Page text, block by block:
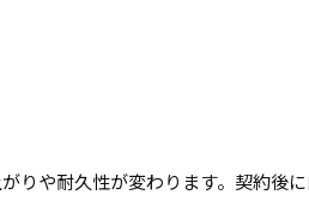
りや耐久性が変わります。契約後